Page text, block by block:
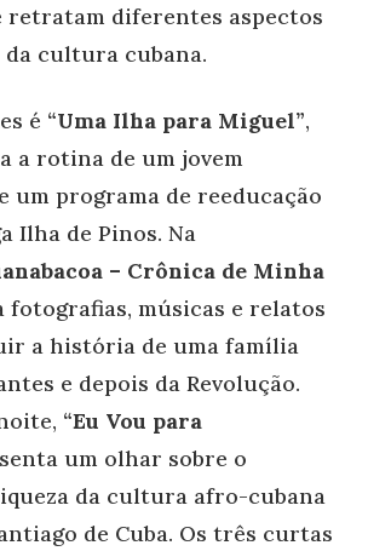
retratam diferentes aspectos
da cultura cubana.
é “Uma Ilha para Miguel”,
a rotina de um jovem
um programa de reeducação
Ilha de Pinos. Na
– Crônica de Minha
músicas e relatos
a história de uma família
e depois da Revolução.
“Eu Vou para
um olhar sobre o
da cultura afro-cubana
de Cuba. Os três curtas